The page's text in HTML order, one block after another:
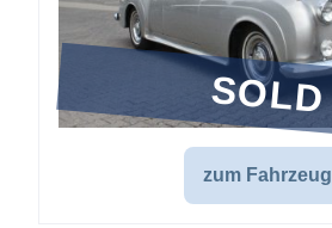
SOLD
zum Fahrzeug